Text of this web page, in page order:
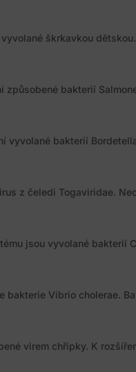
škrkavkou
způsobené bakterií
vyvolané bakterií
z čeledi Togaviridae.
jsou vyvolané bakterií
bakterie Vibrio cholerae.
virem chřipky. K